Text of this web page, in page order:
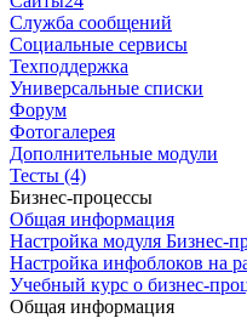
Служба сообщений
Социальные сервисы
Техподдержка
Универсальные списки
Форум
Фотогалерея
Дополнительные модули
Тесты (4)
Бизнес-процессы
Общая информация
Настройка модуля Бизнес-
Настройка инфоблоков на
Учебный курс о бизнес-
Общая информация